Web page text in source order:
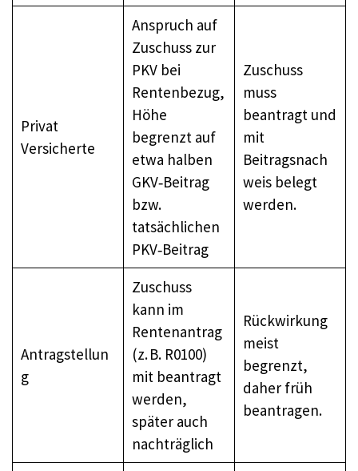
Privat
Versicherte
Anspruch auf
Zuschuss zur
PKV bei
Rentenbezug,
Höhe
begrenzt auf
etwa halben
GKV‑Beitrag
bzw.
tatsächlichen
PKV‑Beitrag
Zuschuss
muss
beantragt und
mit
Beitragsnach
weis belegt
werden.
Antragstellun
g
Zuschuss
kann im
Rentenantrag
(z. B. R0100)
mit beantragt
werden,
später auch
nachträglich
Rückwirkung
meist
begrenzt,
daher früh
beantragen.